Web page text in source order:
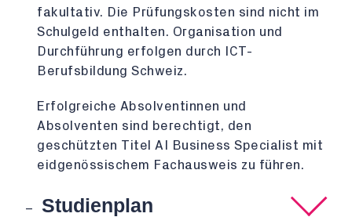
fakultativ. Die Prüfungskosten sind nicht im
Schulgeld enthalten. Organisation und
Durchführung erfolgen durch ICT-
Berufsbildung Schweiz.
Erfolgreiche Absolventinnen und
Absolventen sind berechtigt, den
geschützten Titel AI Business Specialist mit
eidgenössischem Fachausweis zu führen.
Studienplan